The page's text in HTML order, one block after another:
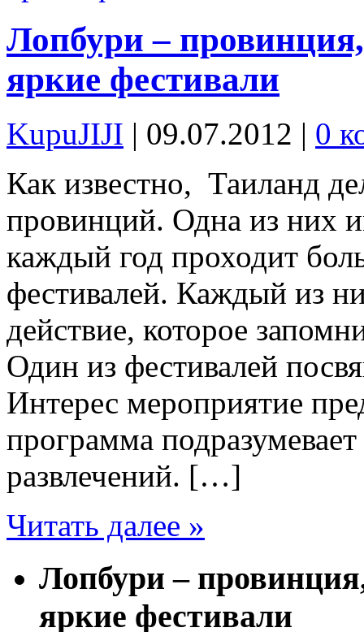
Лопбури –
яркие фестивали
KupuJIJI | 09.07.2012 | 0
Как известно, Таиланд
провинций. Одна из них
каждый год проходит
фестивалей. Каждый из
действие, которое
Один из фестивалей
Интерес мероприятие
программа
развлечений. […]
Читать далее »
Лопбури –
яркие фестивали